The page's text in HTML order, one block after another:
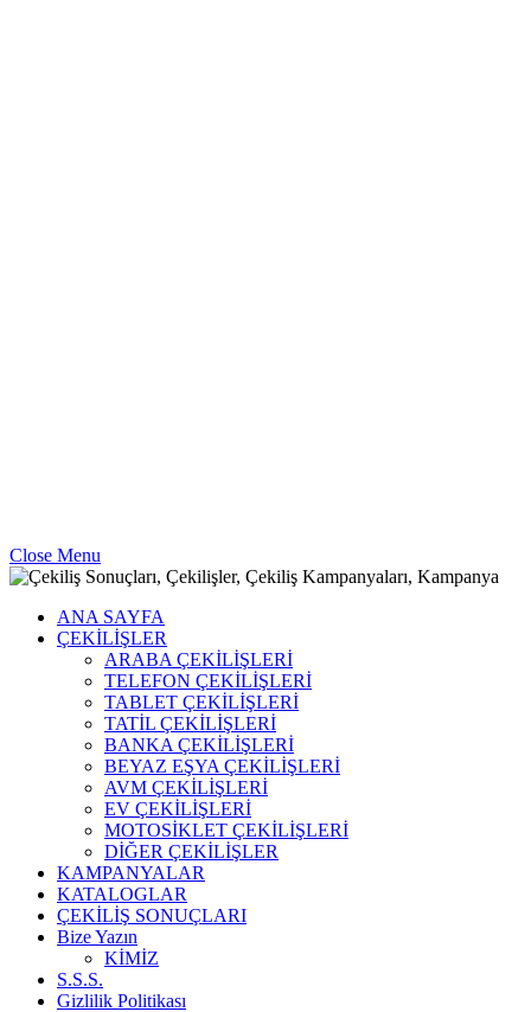
Close Menu
ANA SAYFA
ÇEKİLİŞLER
ARABA ÇEKİLİŞLERİ
TELEFON ÇEKİLİŞLERİ
TABLET ÇEKİLİŞLERİ
TATİL ÇEKİLİŞLERİ
BANKA ÇEKİLİŞLERİ
BEYAZ EŞYA ÇEKİLİŞLERİ
AVM ÇEKİLİŞLERİ
EV ÇEKİLİŞLERİ
MOTOSİKLET ÇEKİLİŞLERİ
DİĞER ÇEKİLİŞLER
KAMPANYALAR
KATALOGLAR
ÇEKİLİŞ SONUÇLARI
Bize Yazın
KİMİZ
S.S.S.
Gizlilik Politikası